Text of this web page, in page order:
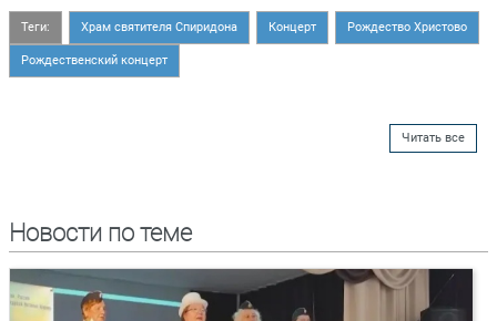
Теги: Храм святителя Спиридона Концерт Рождество Христово
Рождественский концерт
Читать все
Новости по теме